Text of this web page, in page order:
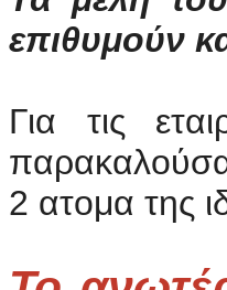
επιθυμούν
Για τις
2 ατομα της